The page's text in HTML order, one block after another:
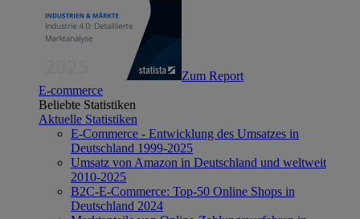
Zum Report
E-commerce
Beliebte Statistiken
Aktuelle Statistiken
E-Commerce - Entwicklung des Umsatzes in
Deutschland 1999-2025
Umsatz von Amazon in Deutschland und weltweit
2010-2025
B2C-E-Commerce: Top-50 Online Shops in
Deutschland 2024